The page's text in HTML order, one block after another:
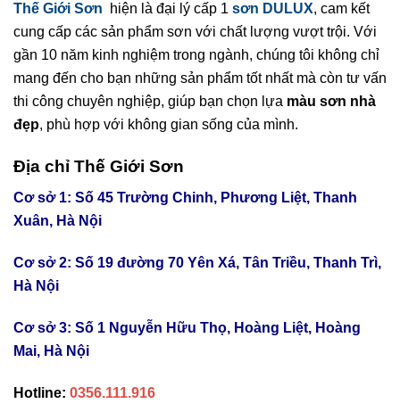
Thế Giới Sơn hiện là đại lý cấp 1 sơn DULUX, cam kết
cung cấp các sản phẩm sơn với chất lượng vượt trội. Với
gần 10 năm kinh nghiệm trong ngành, chúng tôi không chỉ
mang đến cho bạn những sản phẩm tốt nhất mà còn tư vấn
thi công chuyên nghiệp, giúp bạn chọn lựa màu sơn nhà
đẹp, phù hợp với không gian sống của mình.
Địa chỉ Thế Giới Sơn
Cơ sở 1: Số 45 Trường Chinh, Phương Liệt, Thanh
Xuân, Hà Nội
Cơ sở 2: Số 19 đường 70 Yên Xá, Tân Triều, Thanh Trì,
Hà Nội
Cơ sở 3: Số 1 Nguyễn Hữu Thọ, Hoàng Liệt, Hoàng
Mai, Hà Nội
Hotline: 0356.111.916